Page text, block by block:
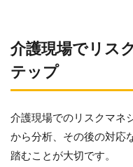
介護現場でリス
テップ
介護現場でのリスクマネ
から分析、その後の対応
踏むことが大切です。